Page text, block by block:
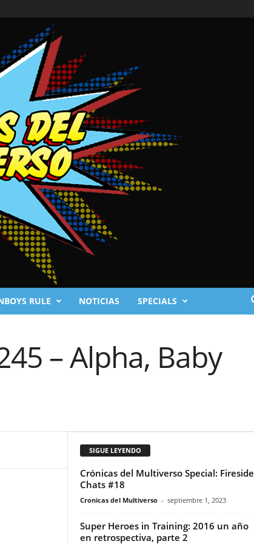
RULE NOTICIAS SPECIALS
– Alpha, Baby
SIGUE LEYENDO
Crónicas del Multiverso Special: Fireside
Chats #18
Cronicas del Multiverso - septiembre 1, 2023
Super Heroes in Training: 2016 un año
en retrospectiva, parte 2